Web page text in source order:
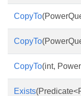
CopyTo
CopyTo
CopyTo(int,
Exists